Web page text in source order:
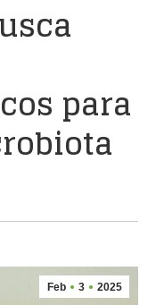
para
Feb 3 2025